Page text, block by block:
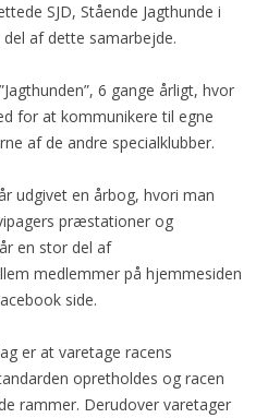
SJD, Stående Jagthunde i
af dette samarbejde.
6 gange årligt, hvor
for at kommunikere til egne
af de andre specialklubber.
udgivet en årbog, hvori man
præstationer og
en stor del af
medlemmer på hjemmesiden
side.
er at varetage racens
opretholdes og racen
rammer. Derudover varetager